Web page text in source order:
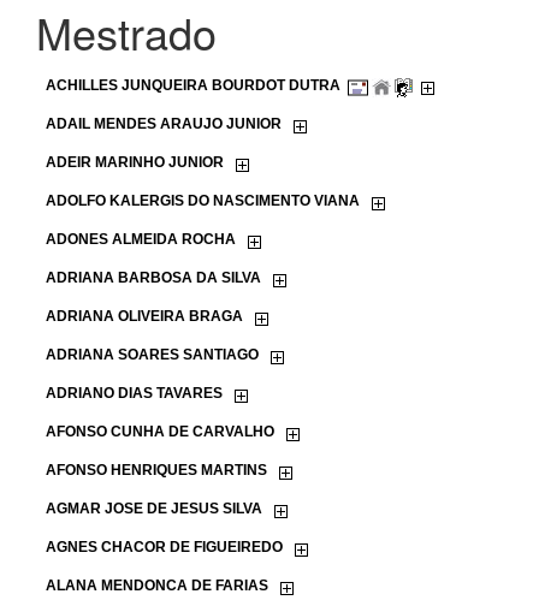
Mestrado